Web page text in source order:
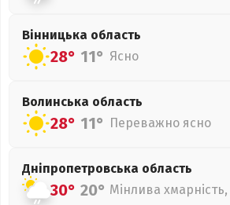
Вінницька область
28° 11° Ясно
Волинська область
28° 11° Переважно ясно
Дніпропетровська область
30° 20° Мінлива